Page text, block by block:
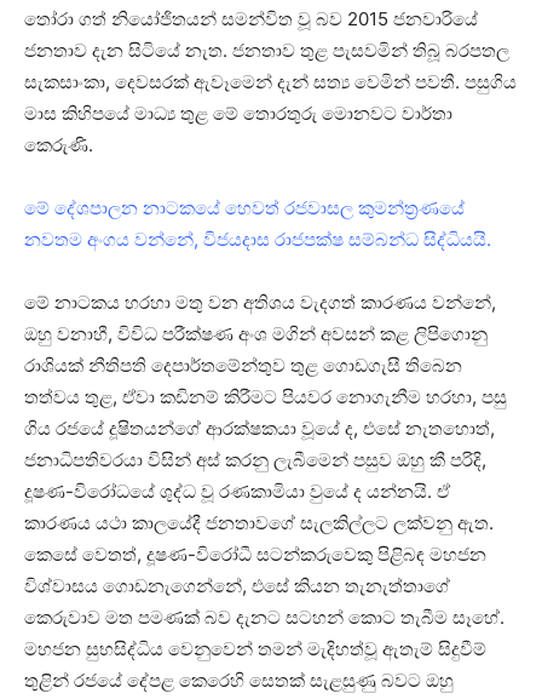
තෝරා ගත් නියෝජිතයන් සමන්විත වූ බව 2015 ජනවාරියේ
ජනතාව දැන සිටියේ නැත. ජනතාව තුළ පැසවමින් තිබූ බරපතල
සැකසාංකා, දෙවසරක් ඇවෑමෙන් දැන් සත්‍ය වෙමින් පවතී. පසුගිය
මාස කිහිපයේ මාධ්‍ය තුළ මේ තොරතුරු මොනවට වාර්තා
කෙරුණි.
මේ දේශපාලන නාටකයේ හෙවත් රජවාසල කුමන්ත්‍රණයේ
නවතම අංගය වන්නේ, විජයදාස රාජපක්ෂ සම්බන්ධ සිද්ධියයි.
මේ නාටකය හරහා මතු වන අතිශය වැදගත් කාරණය වන්නේ,
ඔහු වනාහී, විවිධ පරීක්ෂණ අංශ මගින් අවසන් කළ ලිපිගොනු
රාශියක් නීතිපති දෙපාර්තමේන්තුව තුළ ගොඩගැසී තිබෙන
තත්වය තුළ, ඒවා කඩිනම් කිරීමට පියවර නොගැනීම හරහා, පසු
ගිය රජයේ දූෂිතයන්ගේ ආරක්ෂකයා වූයේ ද, එසේ නැතහොත්,
ජනාධිපතිවරයා විසින් අස් කරනු ලැබීමෙන් පසුව ඔහු කී පරිදි,
දූෂණ-විරෝධයේ ශුද්ධ වූ රණකාමියා වුයේ ද යන්නයි. ඒ
කාරණය යථා කාලයේදී ජනතාවගේ සැලකිල්ලට ලක්වනු ඇත.
කෙසේ වෙතත්, දූෂණ-විරෝධී සටන්කරුවෙකු පිළිබඳ මහජන
විශ්වාසය ගොඩනැගෙන්නේ, එසේ කියන තැනැත්තාගේ
කෙරුවාව මත පමණක් බව දැනට සටහන් කොට තැබීම සෑහේ.
මහජන සුභසිද්ධිය වෙනුවෙන් තමන් මැදිහත්වූ ඇතැම් සිදුවීම්
තුළින් රජයේ දේපළ කෙරෙහි සෙතක් සැළසුණු බවට ඔහු